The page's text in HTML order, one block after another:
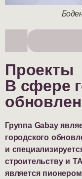
Квартал
Проекты
В сфере
Группа Gabay
городского
и
строительству и
является